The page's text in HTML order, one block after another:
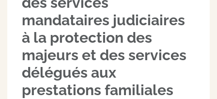
mandataires judiciaires
à la protection des
majeurs et des services
délégués aux
prestations familiales